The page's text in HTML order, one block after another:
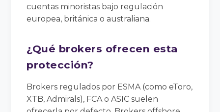
cuentas minoristas bajo regulación
europea, británica o australiana.
¿Qué brokers ofrecen esta
protección?
Brokers regulados por ESMA (como eToro,
XTB, Admirals), FCA o ASIC suelen